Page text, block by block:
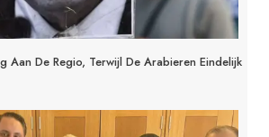
Aan De Regio, Terwijl De Arabieren Eindelijk